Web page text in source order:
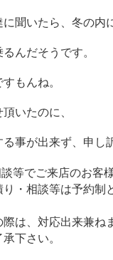
聞いたら、冬の内
んだそうです。
もんね。
いたのに、
事が出来ず、申し
等でご来店のお客
・相談等は予約制
は、対応出来兼ね
下さい。